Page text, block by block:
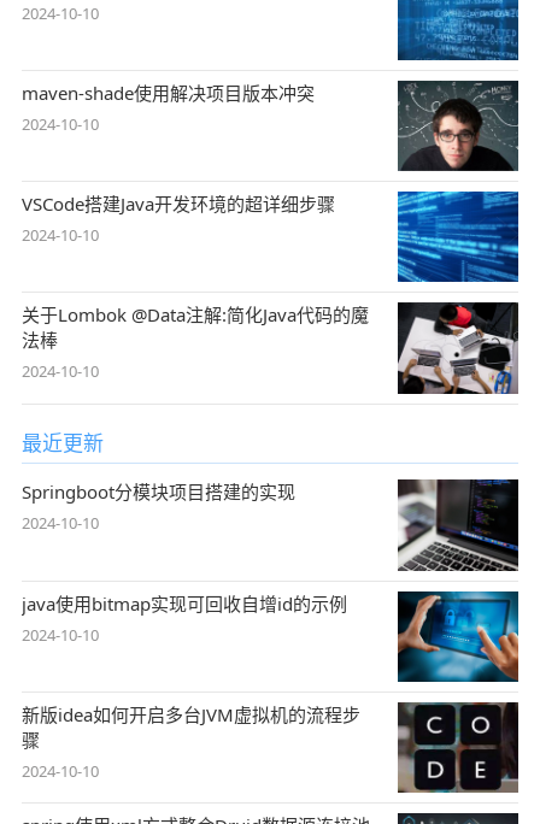
2024-10-10
maven-shade使用解决项目版本冲突
2024-10-10
VSCode搭建Java开发环境的超详细步骤
2024-10-10
关于Lombok @Data注解:简化Java代码的魔
法棒
2024-10-10
最近更新
Springboot分模块项目搭建的实现
2024-10-10
java使用bitmap实现可回收自增id的示例
2024-10-10
新版idea如何开启多台JVM虚拟机的流程步
骤
2024-10-10